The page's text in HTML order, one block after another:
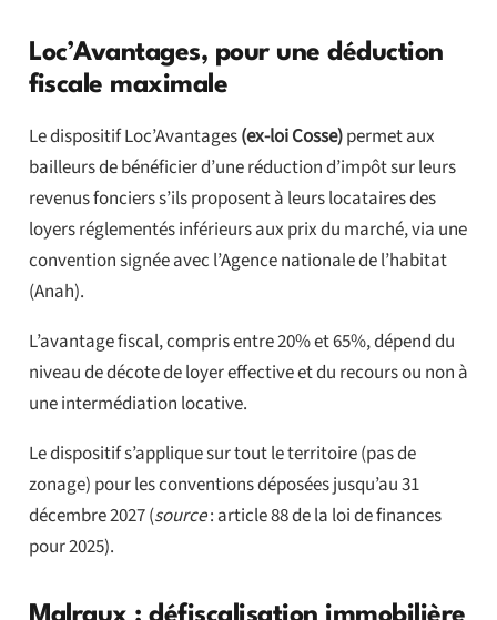
Loc’Avantages, pour une déduction
fiscale maximale
Le dispositif Loc’Avantages(ex-loi Cosse)permet aux
bailleurs de bénéficier d’une réduction d’impôt sur leurs
revenus fonciers s’ils proposent à leurs locataires des
loyers réglementés inférieurs aux prix du marché, via une
convention signée avec l’Agence nationale de l’habitat
(Anah).
L’avantage fiscal, compris entre 20% et 65%, dépend du
niveau de décote de loyer effective et du recours ou non à
une intermédiation locative.
Le dispositif s’applique sur tout le territoire (pas de
zonage) pour les conventions déposées jusqu’au 31
décembre 2027 (source: article 88 de la loi de finances
pour 2025).